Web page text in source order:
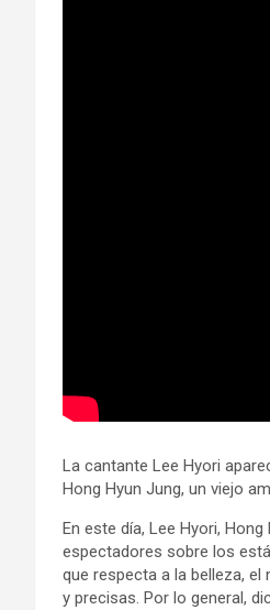
La cantante Lee Hyori
Hong Hyun Jung, un viejo
En este día, Lee Hyori,
espectadores sobre los
que respecta a la belleza,
y precisas. Por lo general,